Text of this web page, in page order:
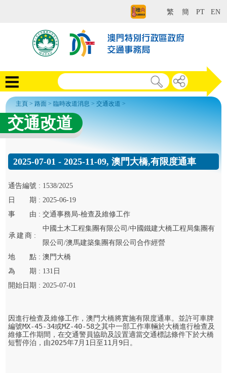
繁 簡 PT EN
主頁 >路面 > 臨時改道消息 >交通改道 >
交通改道
2025-07-01 - 2025-11-09, 澳門大橋,有限度通車
通告編號 : 1538/2025
日
期 :2025-06-19
事
由 :交通事務局-檢查及維修工作
承建 商 :
中國土木工程集團有限公司/中國鐵建大橋工程局集團有
限公司/澳馬建築集團有限公司合作經營
地
點 :澳門大橋
為
期 : 131 日
開始 日期 :2025-07-01
因進行檢查及維修工作，澳門大橋將實施有限度通車。並許可車牌
編號MX-45-34或MZ-40-58之其中一部工作車輛於大橋進行檢查及
維修工作期間，在交通警員協助及設置適當交通標誌條件下於大橋
短暫停泊，由2025年7月1日至11月9日。